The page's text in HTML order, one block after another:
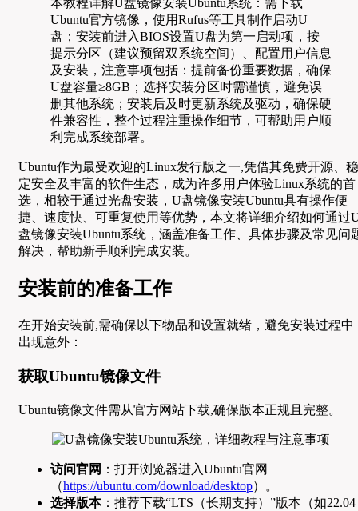
本教程详解U盘镜像安装Ubuntu系统：需下载
Ubuntu官方镜像，使用Rufus等工具制作启动U
盘；安装前进入BIOS设置U盘为第一启动项，按
提示分区（建议预留双系统空间）、配置用户信息
及安装，注意事项包括：提前备份重要数据，确保
U盘容量≥8GB；选择安装分区时需谨慎，避免误
删其他系统；安装后及时更新系统及驱动，确保硬
件兼容性，整个过程注重操作细节，可帮助用户顺
利完成系统部署。
Ubuntu作为最受欢迎的Linux发行版之一,凭借其免费开源、稳
定安全及丰富的软件生态，成为许多用户体验Linux系统的首
选，相较于通过光盘安装，U盘镜像安装Ubuntu具有操作便
捷、速度快、可重复使用等优势，本文将详细介绍如何通过
盘镜像安装Ubuntu系统，涵盖准备工作、具体步骤及常见问
解决，帮助新手顺利完成安装。
安装前的准备工作
在开始安装前,需确保以下物品和设置就绪，避免安装过程中
出现意外：
获取Ubuntu镜像文件
Ubuntu镜像文件需从官方网站下载,确保版本正规且完整。
访问官网 ：打开浏览器进入Ubuntu官网
（https://ubuntu.com/download/desktop）。
选择版本：推荐下载“LTS（长期支持）”版本（如22.04